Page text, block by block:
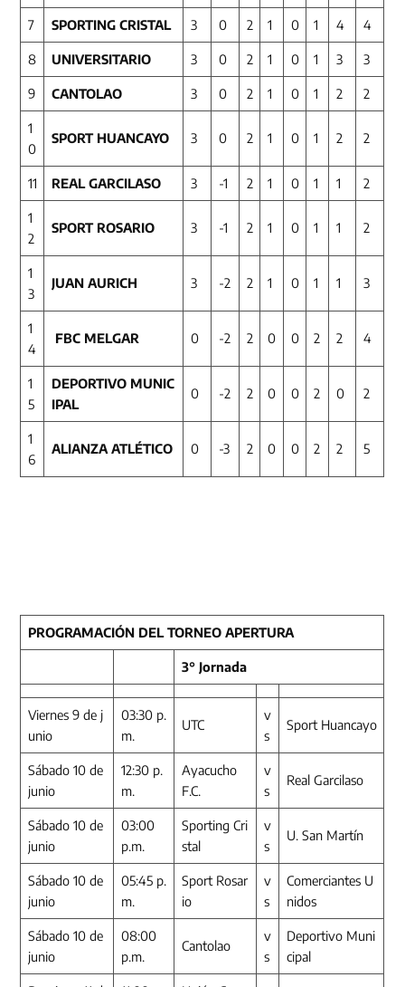
7 SPORTING CRISTAL 3 0 2 1 0 1 4 4
8 UNIVERSITARIO 3 0 2 1 0 1 3 3
9 CANTOLAO 3 0 2 1 0 1 2 2
1
0
SPORT HUANCAYO 3 0 2 1 0 1 2 2
11 REAL GARCILASO 3 -1 2 1 0 1 1 2
1
2
SPORT ROSARIO 3 -1 2 1 0 1 1 2
1
3
JUAN AURICH 3 -2 2 1 0 1 1 3
1
4
FBC MELGAR 0 -2 2 0 0 2 2 4
1
5
DEPORTIVOMUNIC
IPAL
0 -2 2 0 0 2 0 2
1
6
ALIANZA ATLÉTICO 0 -3 2 0 0 2 2 5
PROGRAMACIÓN DEL TORNEO APERTURA
3° Jornada
Viernes 9 de j
unio
03:30 p.
m.
UTC
v
s
Sport Huancayo
Sábado 10 de
junio
12:30 p.
m.
Ayacucho
F.C.
v
s
Real Garcilaso
Sábado 10 de
junio
03:00
p.m.
Sporting Cri
stal
v
s
U. San Martín
Sábado 10 de
junio
05:45 p.
m.
Sport Rosar
io
v
s
Comerciantes U
nidos
Sábado 10 de
junio
08:00
p.m.
Cantolao
v
s
Deportivo Muni
cipal